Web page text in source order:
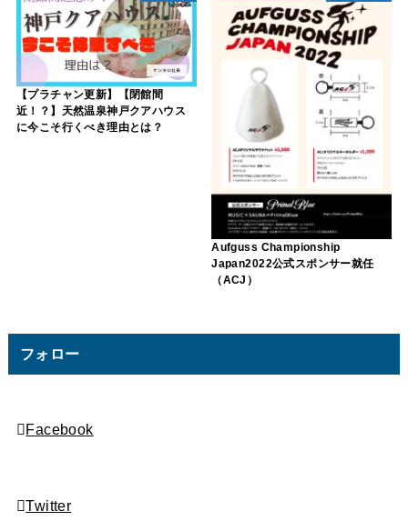
【プラチャン更新】【閉館間
近！？】天然温泉神戸クアハウス
に今こそ行くべき理由とは？
Aufguss Championship
Japan2022公式スポンサー就任
（ACJ）
フォロー
Facebook
Twitter